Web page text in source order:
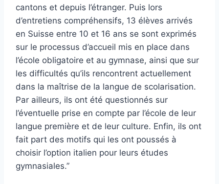
cantons et depuis l’étranger. Puis lors
d’entretiens compréhensifs, 13 élèves arrivés
en Suisse entre 10 et 16 ans se sont exprimés
sur le processus d’accueil mis en place dans
l’école obligatoire et au gymnase, ainsi que sur
les difficultés qu’ils rencontrent actuellement
dans la maîtrise de la langue de scolarisation.
Par ailleurs, ils ont été questionnés sur
l’éventuelle prise en compte par l’école de leur
langue première et de leur culture. Enfin, ils ont
fait part des motifs qui les ont poussés à
choisir l’option italien pour leurs études
gymnasiales.”